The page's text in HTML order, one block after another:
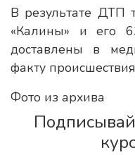
В результате ДТП
«Калины» и его
доставлены в
факту
Фото из архива